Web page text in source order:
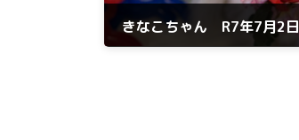
きなこちゃん R7年7月2日